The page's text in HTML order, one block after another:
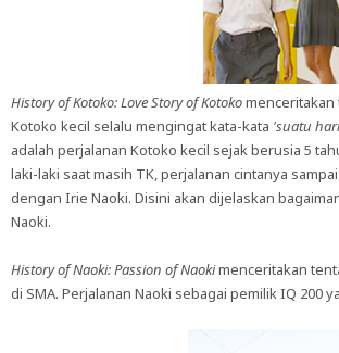
History of Kotoko: Love Story of Kotoko
Kotoko kecil selalu mengingat kata-kata 'suatu
adalah perjalanan Kotoko kecil sejak berusia 5
laki-laki saat masih TK, perjalanan cintanya
dengan Irie Naoki. Disini akan dijelaskan
Naoki.
History of Naoki: Passion of Naokimenceritakan
di SMA. Perjalanan Naoki sebagai pemilik IQ 200